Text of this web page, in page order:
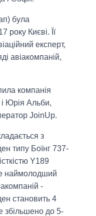
була
року Києві. Її
експерт,
авіакомпаній,
компанія
Юрія Альби,
JoinUp.
з
типу Боїнг 737-
Y189
наймолодший
-
становить 4
збільшено до 5-